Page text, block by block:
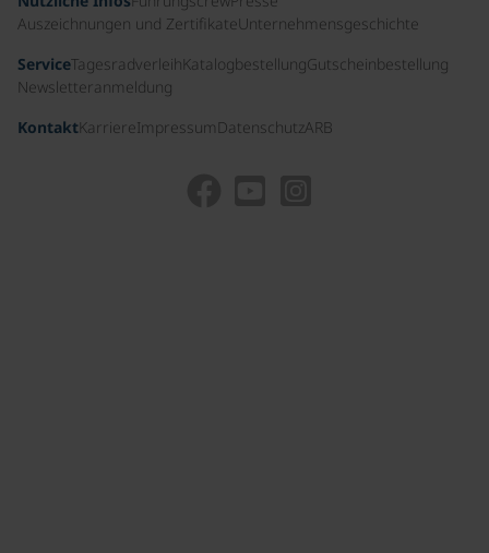
Auszeichnungen und ZertifikateUnternehmensgeschichte
ServiceTagesradverleihKatalogbestellungGutscheinbestellung
Newsletteranmeldung
KontaktKarriereImpressum DatenschutzARB